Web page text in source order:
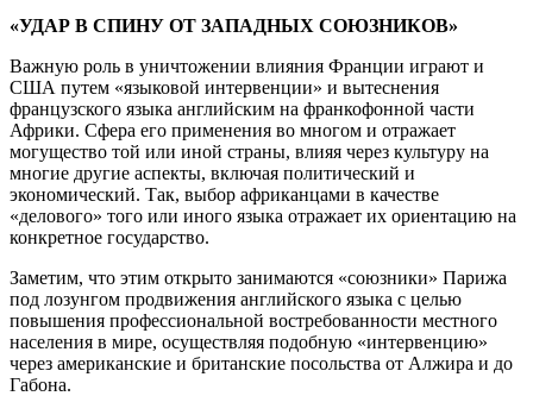
«УДАР В СПИНУ ОТ ЗАПАДНЫХ СОЮЗНИКОВ»
Важную роль в уничтожении влияния Франции играют и
США путем «языковой интервенции» и вытеснения
французского языка английским на франкофонной части
Африки. Сфера его применения во многом и отражает
могущество той или иной страны, влияя через культуру на
многие другие аспекты, включая политический и
экономический. Так, выбор африканцами в качестве
«делового» того или иного языка отражает их ориентацию на
конкретное государство.
Заметим, что этим открыто занимаются «союзники» Парижа
под лозунгом продвижения английского языка с целью
повышения профессиональной востребованности местного
населения в мире, осуществляя подобную «интервенцию»
через американские и британские посольства от Алжира и до
Габона.